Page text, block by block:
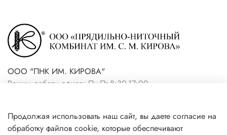
ООО "ПНК ИМ. КИРОВА"
Режим работы офиса: Пн-Пт 8:30-17:00
магазин)
Продолжая использовать наш сайт, вы даете согласие на
обработку файлов cookie, которые обеспечивают